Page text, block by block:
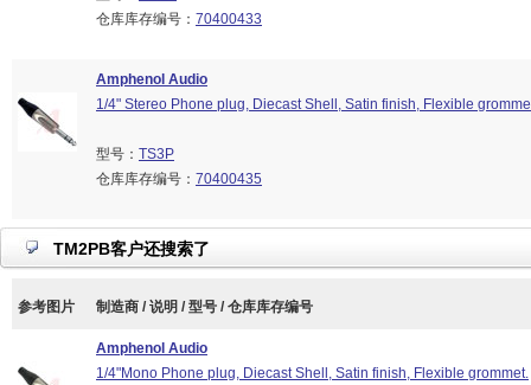
仓库库存编号： 70400433
Amphenol Audio
1/4" Stereo Phone plug, Diecast Shell, Satin finish, Flexible
型号： TS3P
仓库库存编号： 70400435
TM2PB客户还搜索了
参考图片 制造商 / 说明 / 型号 / 仓库库存编号
Amphenol Audio
1/4"Mono Phone plug, Diecast Shell, Satin finish, Flexible grommet.